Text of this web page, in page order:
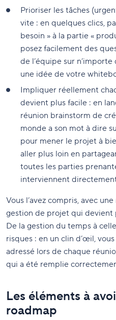
Prioriser les tâches
vite : en quelques clics,
besoin » à la partie «
posez facilement des
de l’équipe sur
une idée de votre
Impliquer réellement
devient plus facile : en
réunion brainstorm de
monde a son mot à dire
pour mener le projet à
aller plus loin en
toutes les parties
interviennent
Vous l’avez compris, avec
gestion de projet qui devient
De la gestion du temps à
risques : en un clin d’œil,
adressé lors de chaque
qui a été remplie
Les éléments à
roadmap